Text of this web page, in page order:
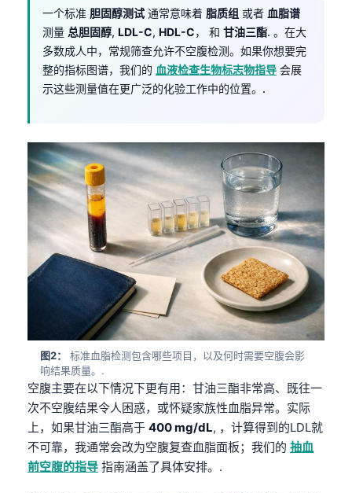
一个标准 胆固醇测试 通常意味着 脂质组 或者 血脂谱
测量 总胆固醇, LDL-C, HDL-C， 和 甘油三酯. 。在大
多数成人中，常规筛查允许不空腹检测。如果你想要完
整的指标图谱，我们的 血液检查生物标志物指导 会展
示这些测量值在更广泛的化验工作中的位置。.
图2：
标准血脂检测包含哪些项目，以及何时需要空腹会影
响结果质量。.
空腹主要在以下情况下更有用：甘油三酯非常高、既往一
次不空腹结果令人困惑，或怀疑家族性血脂异常。实际
上，如果甘油三酯高于 400 mg/dL, ，计算得到的LDL就
不可靠，我通常会改为空腹复查血脂面板；我们的 抽血
前空腹的指导 指南涵盖了具体安排。.